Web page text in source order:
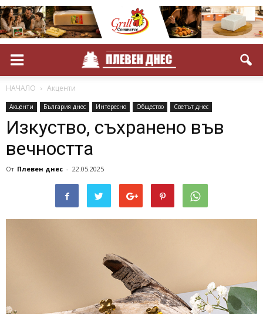
НАЧАЛО Акценти
Акценти България днес Интересно Общество Светът днес
Изкуство, съхранено във
вечността
От Плевен днес - 22.05.2025